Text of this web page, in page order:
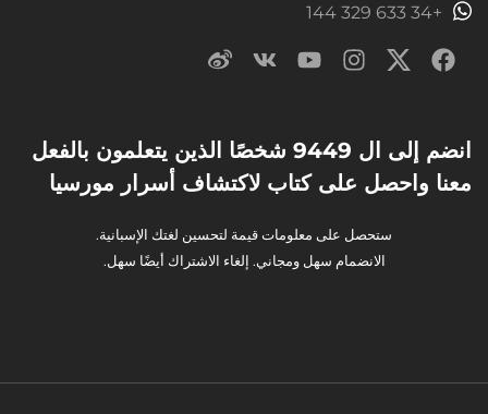
+34 633 329 144
انضم إلى ال 9449 شخصًا الذين يتعلمون بالفعل
معنا واحصل على كتاب لاكتشاف أسرار مورسيا
ستحصل على معلومات قيمة لتحسين لغتك الإسبانية.
الانضمام سهل ومجاني. إلغاء الاشتراك أيضًا سهل.